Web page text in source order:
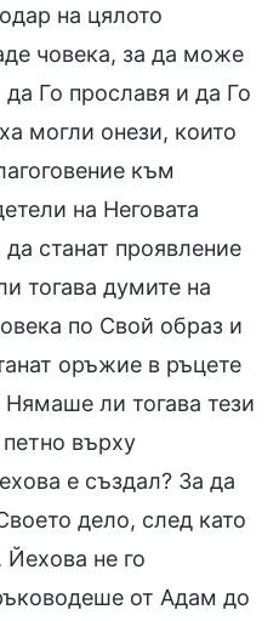
на цялото
човека, за да може
Го прославя и да Го
могли онези, които
към
на Неговата
станат проявление
тогава думите на
по Свой образ и
оръжие в ръцете
Нямаше ли тогава тези
върху
е създал? За да
дело, след като
Йехова не го
от Адам до